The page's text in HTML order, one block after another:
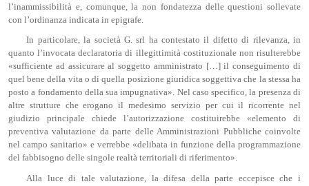
l’inammissibilità e, comunque, la non fondatezza delle questioni sollevate
con l’ordinanza indicata in epigrafe.
In particolare, la società G. srl ha contestato il difetto di rilevanza, in
quanto l’invocata declaratoria di illegittimità costituzionale non risulterebbe
«sufficiente ad assicurare al soggetto amministrato […] il conseguimento di
quel bene della vita o di quella posizione giuridica soggettiva che la stessa ha
posto a fondamento della sua impugnativa». Nel caso specifico, la presenza di
altre strutture che erogano il medesimo servizio per cui il ricorrente nel
giudizio principale chiede l’autorizzazione costituirebbe «elemento di
preventiva valutazione da parte delle Amministrazioni Pubbliche coinvolte
nel campo sanitario» e verrebbe «delibata in funzione della programmazione
del fabbisogno delle singole realtà territoriali di riferimento».
Alla luce di tale valutazione, la difesa della parte eccepisce che i